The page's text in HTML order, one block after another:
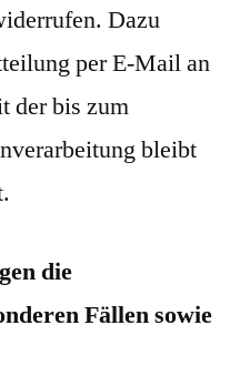
Dazu
per E-Mail an
der bis zum
bleibt
die
Fällen sowie